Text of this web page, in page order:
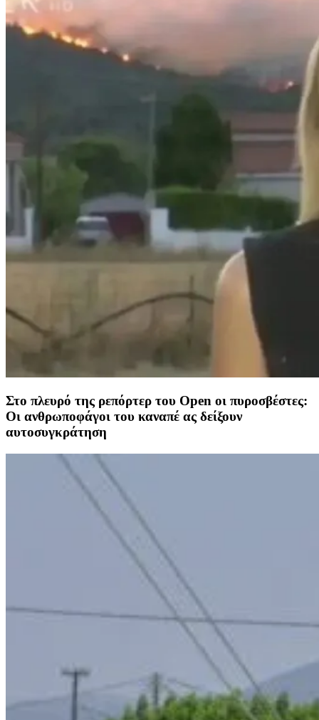
Στο πλευρό της ρεπόρτερ του Open οι πυροσβέστες:
Οι ανθρωποφάγοι του καναπέ ας δείξουν
αυτοσυγκράτηση